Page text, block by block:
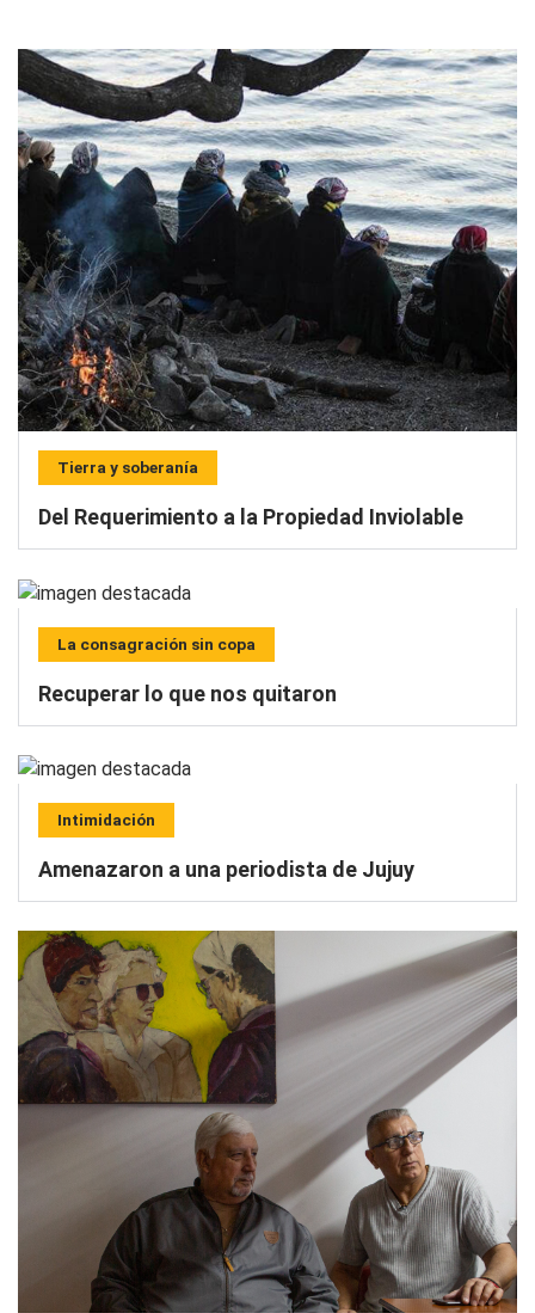
Tierra y soberanía
Del Requerimiento a la Propiedad Inviolable
La consagración sin copa
Recuperar lo que nos quitaron
Intimidación
Amenazaron a una periodista de Jujuy